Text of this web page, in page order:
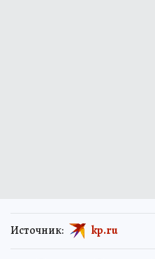
Источник: kp.ru